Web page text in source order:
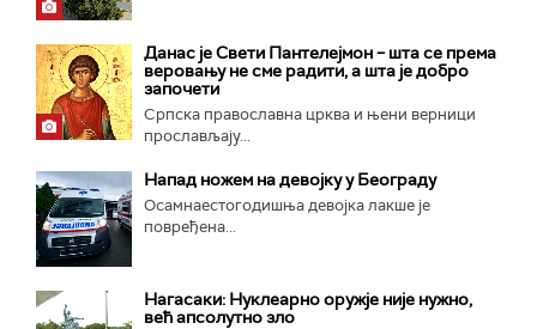
Данас је Свети Пантелејмон – шта се према
веровању не сме радити, а шта је добро
започети
Српска православна црква и њени верници
прослављају...
Напад ножем на девојку у Београду
Осамнаестогодишња девојка лакше је
повређена...
Нагасаки: Нуклеарно оружје није нужно,
већ апсолутно зло